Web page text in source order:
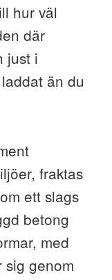
hur väl
där
just i
än du
fraktas
ett slags
betong
med
sig genom